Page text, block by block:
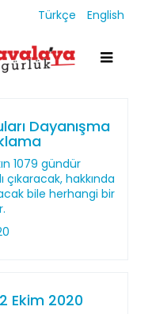
Türkçe English
Dayanışma
1079 gündür
hakkında
bile herhangi bir
Ekim 2020